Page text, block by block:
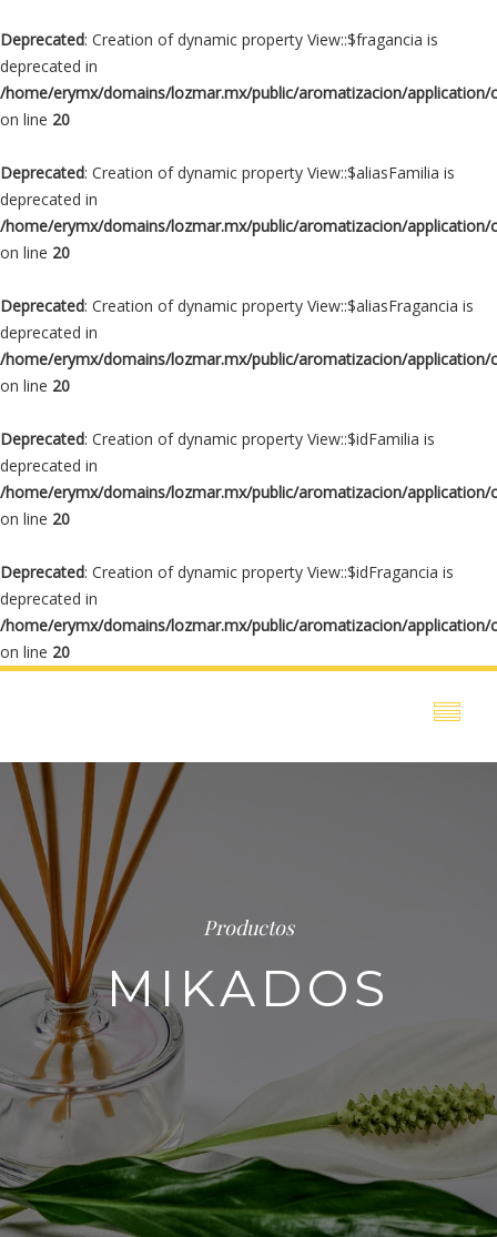
Deprecated: Creation of dynamic property View::$fragancia is
deprecated in
/home/erymx/domains/lozmar.mx/public/aromatizacion/application/
on line 20
Deprecated: Creation of dynamic property View::$aliasFamilia is
deprecated in
/home/erymx/domains/lozmar.mx/public/aromatizacion/application/
on line 20
Deprecated: Creation of dynamic property View::$aliasFragancia is
deprecated in
/home/erymx/domains/lozmar.mx/public/aromatizacion/application/
on line 20
Deprecated: Creation of dynamic property View::$idFamilia is
deprecated in
/home/erymx/domains/lozmar.mx/public/aromatizacion/application/
on line 20
Deprecated: Creation of dynamic property View::$idFragancia is
deprecated in
/home/erymx/domains/lozmar.mx/public/aromatizacion/application/
on line 20
Productos
MIKADOS